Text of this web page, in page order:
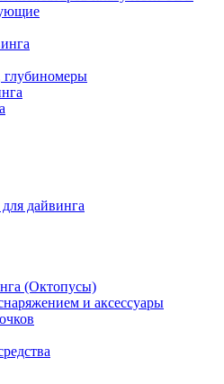
дайвинга
(Октопусы)
и аксессуары